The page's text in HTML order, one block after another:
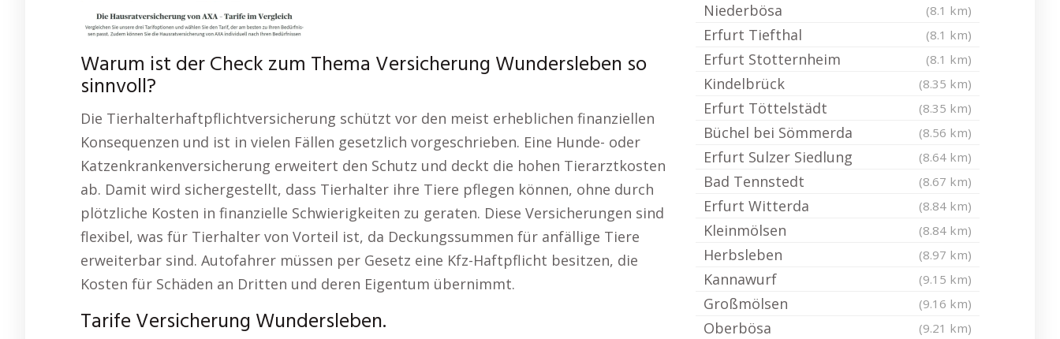
Warum ist der Check zum Thema Versicherung Wundersleben so
sinnvoll?
Die Tierhalterhaftpflichtversicherung schützt vor den meist erheblichen finanziellen
Konsequenzen und ist in vielen Fällen gesetzlich vorgeschrieben. Eine Hunde- oder
Katzenkrankenversicherung erweitert den Schutz und deckt die hohen Tierarztkosten
ab. Damit wird sichergestellt, dass Tierhalter ihre Tiere pflegen können, ohne durch
plötzliche Kosten in finanzielle Schwierigkeiten zu geraten. Diese Versicherungen sind
flexibel, was für Tierhalter von Vorteil ist, da Deckungssummen für anfällige Tiere
erweiterbar sind. Autofahrer müssen per Gesetz eine Kfz-Haftpflicht besitzen, die
Kosten für Schäden an Dritten und deren Eigentum übernimmt.
Tarife Versicherung Wundersleben.
Niederbösa (8.1 km)
Erfurt Tiefthal (8.1 km)
Erfurt Stotternheim (8.1 km)
Kindelbrück (8.35 km)
Erfurt Töttelstädt (8.35 km)
Büchel bei Sömmerda (8.56 km)
Erfurt Sulzer Siedlung (8.64 km)
Bad Tennstedt (8.67 km)
Erfurt Witterda (8.84 km)
Kleinmölsen (8.84 km)
Herbsleben (8.97 km)
Kannawurf (9.15 km)
Großmölsen (9.16 km)
Oberbösa (9.21 km)